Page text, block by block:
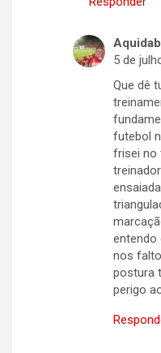
5 de
Que dê
futebol
frisei no
entendo
nos
postura
perigo